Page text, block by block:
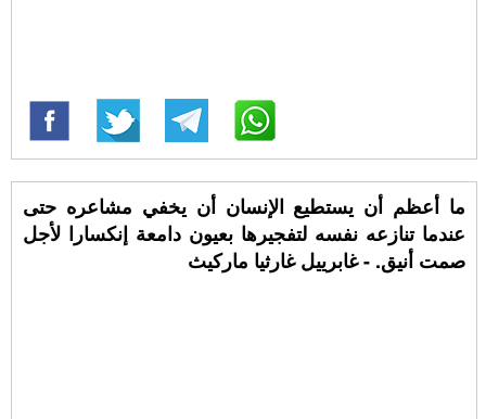
ما أعظم أن يستطيع الإنسان أن يخفي مشاعره حتى
عندما تنازعه نفسه لتفجيرها بعيون دامعة إنكسارا لأجل
صمت أنيق. - غابرييل غارثيا ماركيث